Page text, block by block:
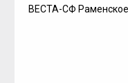
ВЕСТА-СФ Раменское